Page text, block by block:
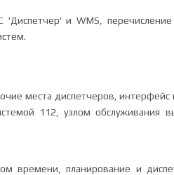
и WMS,
места диспетчеров, интерфейс
112, узлом обслуживания
времени, планирование и